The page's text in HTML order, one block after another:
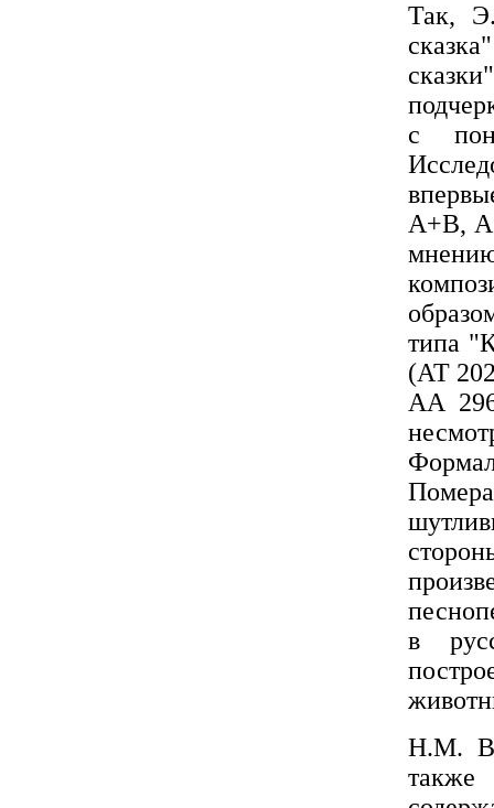
Так,
с
А+В,
типа
(АТ
АА
в
Н.М.
также